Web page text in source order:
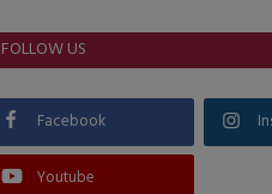
FOLLOW US
Facebook
Youtube